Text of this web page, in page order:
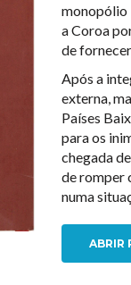
monopólio
a Coroa
de
Após a
externa,
Países
para os
chegada
de romper
numa
ABRIR